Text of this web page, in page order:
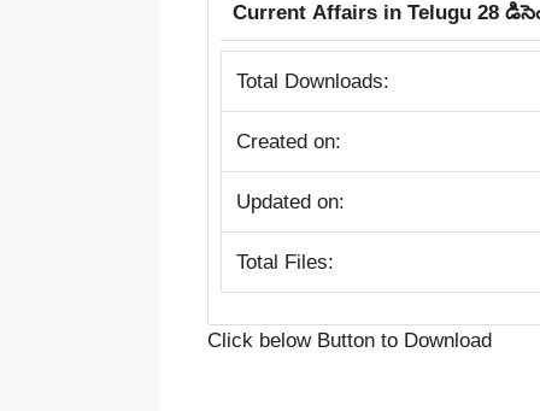
Current Affairs in Telugu 28
Total Downloads:
Created on:
Updated on:
Total Files:
Click below Button to Download